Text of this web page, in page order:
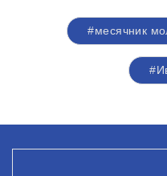
#месячник